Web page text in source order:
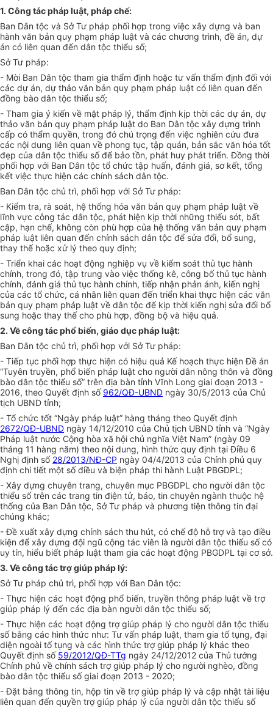
1. Công tác pháp luật, pháp chế:
Ban Dân tộc và Sở Tư pháp phối hợp trong việc xây dựng và ban
hành văn bản quy phạm pháp luật và các chương trình, đề án, dự
án có liên quan đến dân tộc thiểu số;
Sở Tư pháp:
- Mời Ban Dân tộc tham gia thẩm định hoặc tư vấn thẩm định đối với
các dự án, dự thảo văn bản quy phạm pháp luật có liên quan đến
đồng bào dân tộc thiểu số;
- Tham gia ý kiến về mặt pháp lý, thẩm định kịp thời các dự án, dự
thảo văn bản quy phạm pháp luật do Ban Dân tộc xây dựng trình
cấp có thẩm quyền, trong đó chú trọng đến việc nghiên cứu đưa
các nội dung liên quan về phong tục, tập quán, bản sắc văn hóa tốt
đẹp của dân tộc thiểu số để bảo tồn, phát huy phát triển. Đồng thời
phối hợp với Ban Dân tộc tổ chức tập huấn, đánh giá, sơ kết, tổng
kết việc thực hiện các chính sách dân tộc.
Ban Dân tộc chủ trì, phối hợp với Sở Tư pháp:
- Kiểm tra, rà soát, hệ thống hóa văn bản quy phạm pháp luật về
lĩnh vực công tác dân tộc, phát hiện kịp thời những thiếu sót, bất
cập, hạn chế, không còn phù hợp của hệ thống văn bản quy phạm
pháp luật liên quan đến chính sách dân tộc để sửa đổi, bổ sung,
thay thế hoặc xử lý theo quy định;
- Triển khai các hoạt động nghiệp vụ về kiểm soát thủ tục hành
chính, trong đó, tập trung vào việc thống kê, công bố thủ tục hành
chính, đánh giá thủ tục hành chính, tiếp nhận phản ánh, kiến nghị
của các tổ chức, cá nhân liên quan đến triển khai thực hiện các văn
bản quy phạm pháp luật về dân tộc để kịp thời kiến nghị sửa đổi bổ
sung hoặc thay thế cho phù hợp, đồng bộ và hiệu quả.
2. Về công tác phổ biến, giáo dục pháp luật:
Ban Dân tộc chủ trì, phối hợp với Sở Tư pháp:
- Tiếp tục phối hợp thực hiện có hiệu quả Kế hoạch thực hiện Đề án
“Tuyên truyền, phổ biến pháp luật cho người dân nông thôn và đồng
bào dân tộc thiểu số” trên địa bàn tỉnh Vĩnh Long giai đoạn 2013 -
2016, theo Quyết định số 962/QĐ-UBND ngày 30/5/2013 của Chủ
tịch UBND tỉnh;
- Tổ chức tốt “Ngày pháp luật” hàng tháng theo Quyết định
2672/QĐ-UBND ngày 14/12/2010 của Chủ tịch UBND tỉnh và “Ngày
Pháp luật nước Cộng hòa xã hội chủ nghĩa Việt Nam” (ngày 09
tháng 11 hàng năm) theo nội dung, hình thức quy định tại Điều 6
Nghị định số 28/2013/NĐ-CP ngày 04/4/2013 của Chính phủ quy
định chi tiết một số điều và biện pháp thi hành Luật PBGDPL;
- Xây dựng chuyên trang, chuyên mục PBGDPL cho người dân tộc
thiểu số trên các trang tin điện tử, báo, tin chuyên ngành thuộc hệ
thống của Ban Dân tộc, Sở Tư pháp và phương tiện thông tin đại
chúng khác;
- Đề xuất xây dựng chính sách thu hút, có chế độ hỗ trợ và tạo điều
kiện để xây dựng đội ngũ cộng tác viên là người dân tộc thiểu số có
uy tín, hiểu biết pháp luật tham gia các hoạt động PBGDPL tại cơ sở.
3. Về công tác trợ giúp pháp lý:
Sở Tư pháp chủ trì, phối hợp với Ban Dân tộc:
- Thực hiện các hoạt động phổ biến, truyền thông pháp luật về trợ
giúp pháp lý đến các địa bàn người dân tộc thiểu số;
- Thực hiện các hoạt động trợ giúp pháp lý cho người dân tộc thiểu
số bằng các hình thức như: Tư vấn pháp luật, tham gia tố tụng, đại
diện ngoài tố tụng và các hình thức trợ giúp pháp lý khác theo
Quyết định số 59/2012/QĐ-TTg ngày 24/12/2012 của Thủ tướng
Chính phủ về chính sách trợ giúp pháp lý cho người nghèo, đồng
bào dân tộc thiểu số giai đoạn 2013 - 2020;
- Đặt bảng thông tin, hộp tin về trợ giúp pháp lý và cập nhật tài liệu
liên quan đến quyền trợ giúp pháp lý của người dân tộc thiểu số